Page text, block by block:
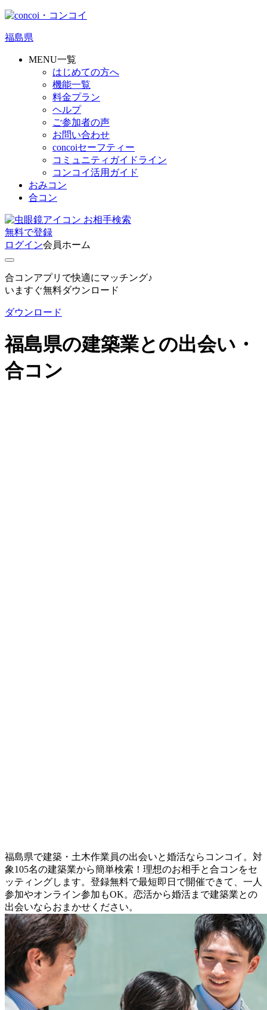
福島県
MENU一覧
はじめての方へ
機能一覧
料金プラン
ヘルプ
ご参加者の声
お問い合わせ
concoiセーフティー
コミュニティガイドライン
コンコイ活用ガイド
おみコン
合コン
お相手検索
無料で登録
ログイン会員ホーム
合コンアプリで快適にマッチング♪
いますぐ無料ダウンロード
ダウンロード
福島県の建築業との出会い・
合コン
福島県で建築・土木作業員の出会いと婚活ならコンコイ。対
象105名の建築業から簡単検索！理想のお相手と合コンをセ
ッティングします。登録無料で最短即日で開催できて、一人
参加やオンライン参加もOK。恋活から婚活まで建築業との
出会いならおまかせください。